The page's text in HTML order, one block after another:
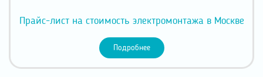
Прайс-лист на стоимость электромонтажа в Москве
Подробнее